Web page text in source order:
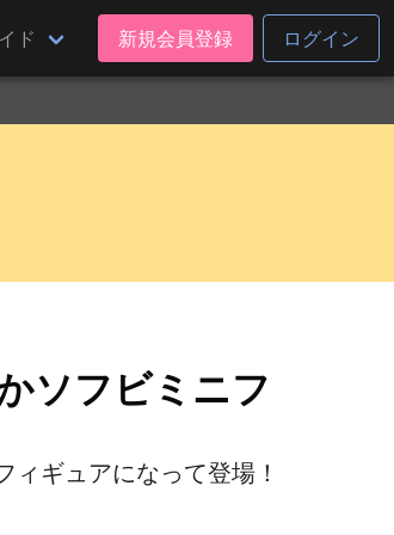
ド 新規会員登録 ログイン
ソフビミニフ
ギュアになって登場！